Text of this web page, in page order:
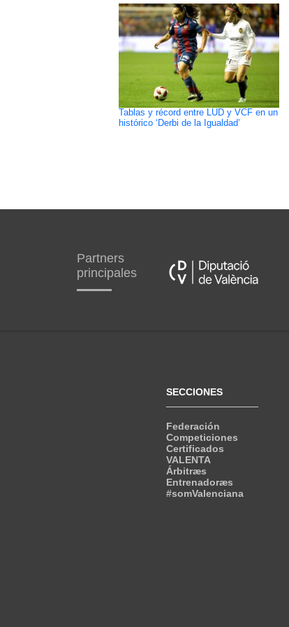
Tablas y récord entre LUD y VCF en un
histórico ‘Derbi de la Igualdad’
Partners
principales
SECCIONES
Federación
Competiciones
Certificados
VALENTA
Árbitræs
Entrenadoræs
#somValenciana